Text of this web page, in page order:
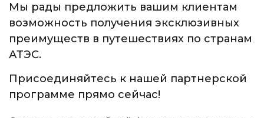
Мы рады предложить вашим клиентам
возможность получения эксклюзивных
преимуществ в путешествиях по странам
АТЭС.
Присоединяйтесь к нашей партнерской
программе прямо сейчас!